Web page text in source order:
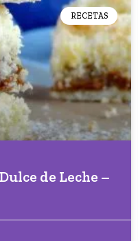
RECETAS
de Leche –